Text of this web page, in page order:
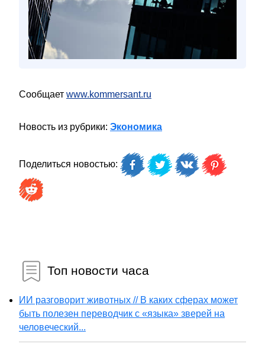
Сообщает www.kommersant.ru
Новость из рубрики: Экономика
Поделиться новостью:
Топ новости часа
ИИ разговорит животных // В каких сферах может
быть полезен переводчик с «языка» зверей на
человеческий...